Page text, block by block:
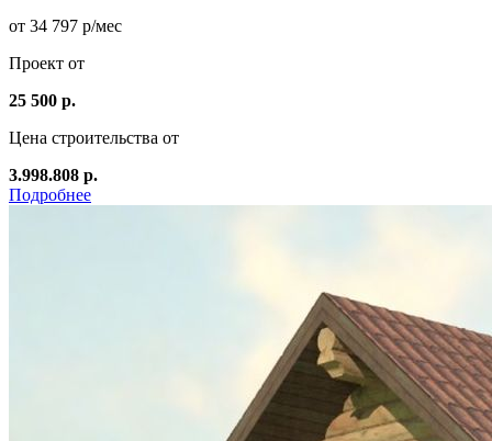
от 34 797 р/мес
Проект от
25 500 р.
Цена строительства от
3.998.808 р.
Подробнее